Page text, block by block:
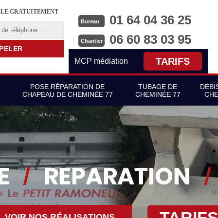
GRATUITEMENT
Bureau 01 64 04 36 25
Chantier 06 60 83 03 95
MCP médiation TARIFS
POSE RÉPARATION DE
CHAPEAU DE CHEMINÉE 77
TUBAGE DE
CHEMINÉE 77